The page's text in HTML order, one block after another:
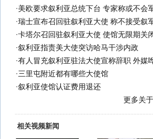
·美欧要求叙利亚总统下台 专家称或不会
·瑞士宣布召回驻叙利亚大使 称不接受叙
·卡塔尔召回驻叙利亚大使 使馆无限期关
·叙利亚指责美大使突访哈马干涉内政
·有人冒充叙利亚驻法大使宣称辞职 外媒
·三里屯附近都有哪些大使馆
·叙利亚使馆认证费用退还
更多关于
相关视频新闻